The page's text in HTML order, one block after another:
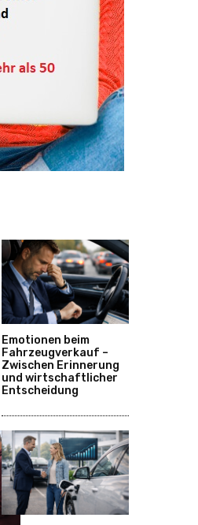
Emotionen beim
Fahrzeugverkauf –
Zwischen Erinnerung
und wirtschaftlicher
Entscheidung